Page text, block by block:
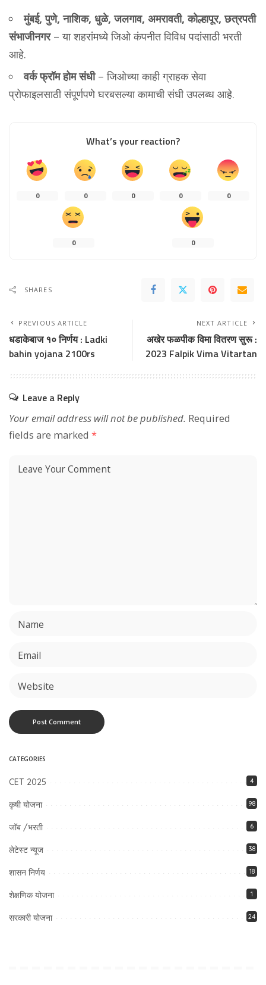
मुंबई, पुणे, नाशिक, धुळे, जलगाव, अमरावती, कोल्हापूर, छत्रपती
संभाजीनगर– या शहरांमध्ये जिओ कंपनीत विविध पदांसाठी भरती
आहे.
वर्क फ्रॉम होम संधी– जिओच्या काही ग्राहक सेवा
प्रोफाइलसाठी संपूर्णपणे घरबसल्या कामाची संधी उपलब्ध आहे.
What’s your reaction?
0 0 0 0 0
0 0
SHARES
PREVIOUS ARTICLE
धडाकेबाज १० निर्णय : Ladki
bahin yojana 2100rs
NEXT ARTICLE
अखेर फळपीक विमा वितरण सुरू :
2023 Falpik Vima Vitartan
Leave a Reply
Your email address will not be published. Required
fields are marked *
CATEGORIES
CET 2025 4
कृषी योजना 98
जॉब /भरती 6
लेटेस्ट न्यूज 38
शासन निर्णय 18
शेक्षणिक योजना 1
सरकारी योजना 24